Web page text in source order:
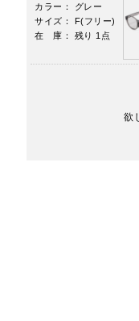
カラー： グレー
サイズ： F(フリー)
在 庫： 残り 1点
欲